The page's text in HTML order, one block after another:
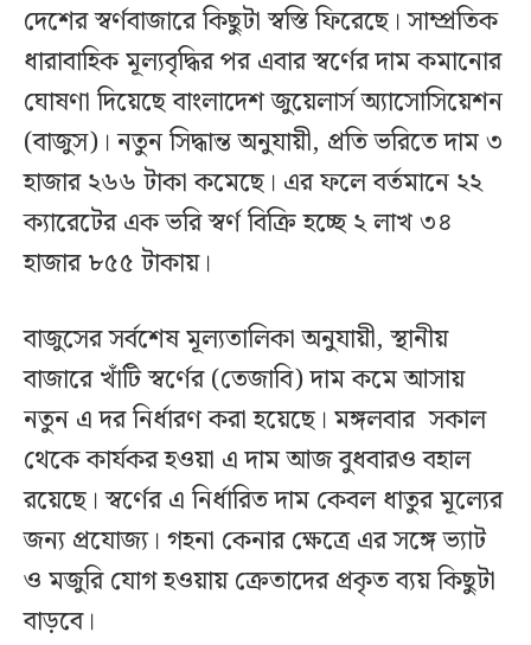
দেশের স্বর্ণবাজারে কিছুটা স্বস্তি ফিরেছে। সাম্প্রতিক
ধারাবাহিক মূল্যবৃদ্ধির পর এবার স্বর্ণের দাম কমানোর
ঘোষণা দিয়েছে বাংলাদেশ জুয়েলার্স অ্যাসোসিয়েশন
(বাজুস)। নতুন সিদ্ধান্ত অনুযায়ী, প্রতি ভরিতে দাম ৩
হাজার ২৬৬ টাকা কমেছে। এর ফলে বর্তমানে ২২
ক্যারেটের এক ভরি স্বর্ণ বিক্রি হচ্ছে ২ লাখ ৩৪
হাজার ৮৫৫ টাকায়।
বাজুসের সর্বশেষ মূল্যতালিকা অনুযায়ী, স্থানীয়
বাজারে খাঁটি স্বর্ণের (তেজাবি) দাম কমে আসায়
নতুন এ দর নির্ধারণ করা হয়েছে। মঙ্গলবার সকাল
থেকে কার্যকর হওয়া এ দাম আজ বুধবারও বহাল
রয়েছে। স্বর্ণের এ নির্ধারিত দাম কেবল ধাতুর মূল্যের
জন্য প্রযোজ্য। গহনা কেনার ক্ষেত্রে এর সঙ্গে ভ্যাট
ও মজুরি যোগ হওয়ায় ক্রেতাদের প্রকৃত ব্যয় কিছুটা
বাড়বে।